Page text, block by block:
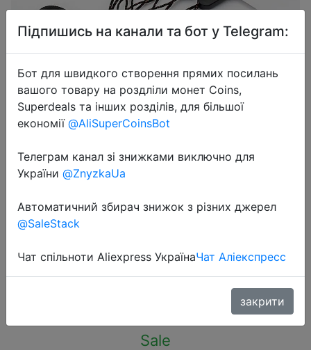
Mobile Phone Strap Short Lanyard
for Keys ID card Cell phone
Handheld Rope Wear-resistant
Strap
$0.56
Sale
Підпишись на канали та бот у Telegram:
Бот для швидкого створення прямих посилань
вашого товару на роздліли монет Coins,
Superdeals та інших розділів, для більшої
економії @AliSuperCoinsBot
Телеграм канал зі знижками виключно для
України @ZnyzkaUa
Автоматичний збирач знижок з різних джерел
@SaleStack
Чат спільноти Aliexpress УкраїнаЧат Аліекспресс
закрити